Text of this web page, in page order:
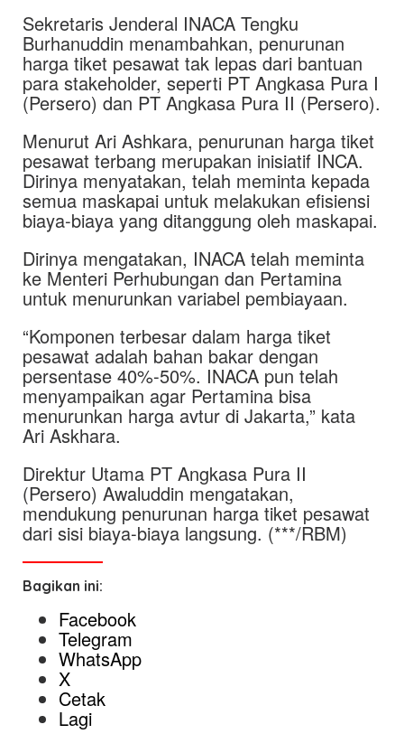
Sekretaris Jenderal INACA Tengku
Burhanuddin menambahkan, penurunan
harga tiket pesawat tak lepas dari bantuan
para stakeholder, seperti PT Angkasa Pura I
(Persero) dan PT Angkasa Pura II (Persero).
Menurut Ari Ashkara, penurunan harga tiket
pesawat terbang merupakan inisiatif INCA.
Dirinya menyatakan, telah meminta kepada
semua maskapai untuk melakukan efisiensi
biaya-biaya yang ditanggung oleh maskapai.
Dirinya mengatakan, INACA telah meminta
ke Menteri Perhubungan dan Pertamina
untuk menurunkan variabel pembiayaan.
“Komponen terbesar dalam harga tiket
pesawat adalah bahan bakar dengan
persentase 40%-50%. INACA pun telah
menyampaikan agar Pertamina bisa
menurunkan harga avtur di Jakarta,” kata
Ari Askhara.
Direktur Utama PT Angkasa Pura II
(Persero) Awaluddin mengatakan,
mendukung penurunan harga tiket pesawat
dari sisi biaya-biaya langsung. (***/RBM)
Bagikan ini:
Facebook
Telegram
WhatsApp
X
Cetak
Lagi